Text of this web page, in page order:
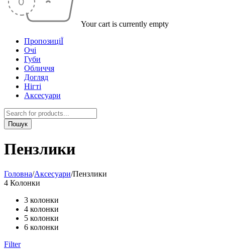
Your cart is currently empty
ПропозиціЇ
Очі
Губи
Обличчя
Догляд
Нігті
Аксесуари
Пензлики
Головна/Аксесуари/Пензлики
4 Колонки
3 колонки
4 колонки
5 колонки
6 колонки
Filter